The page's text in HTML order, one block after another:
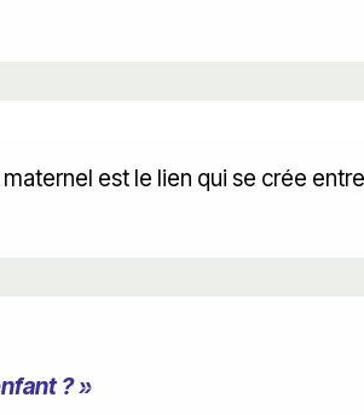
est le lien qui se crée
? »